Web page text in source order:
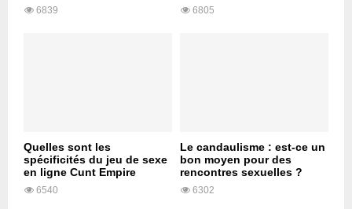
6839 6805
Quelles sont les
spécificités du jeu de sexe
en ligne Cunt Empire
6540
Le candaulisme : est-ce un
bon moyen pour des
rencontres sexuelles ?
6302